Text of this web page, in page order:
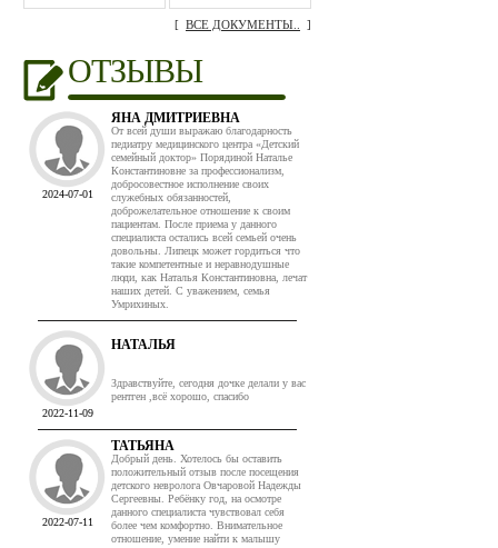
[ ВСЕ ДОКУМЕНТЫ.. ]
ОТЗЫВЫ
2024-07-01
ЯНА ДМИТРИЕВНА
От всей души выражаю благодарность
педиатру медицинского центра «Детский
семейный доктор» Порядиной Наталье
Константиновне за профессионализм,
добросовестное исполнение своих
служебных обязанностей,
доброжелательное отношение к своим
пациентам. После приема у данного
специалиста остались всей семьей очень
довольны. Липецк может гордиться что
такие компетентные и неравнодушные
люди, как Наталья Константиновна, лечат
наших детей. С уважением, семья
Умрихиных.
2022-11-09
НАТАЛЬЯ
Здравствуйте, сегодня дочке делали у вас
рентген ,всё хорошо, спасибо
2022-07-11
ТАТЬЯНА
Добрый день. Хотелось бы оставить
положительный отзыв после посещения
детского невролога Овчаровой Надежды
Сергеевны. Ребёнку год, на осмотре
данного специалиста чувствовал себя
более чем комфортно. Внимательное
отношение, умение найти к малышу